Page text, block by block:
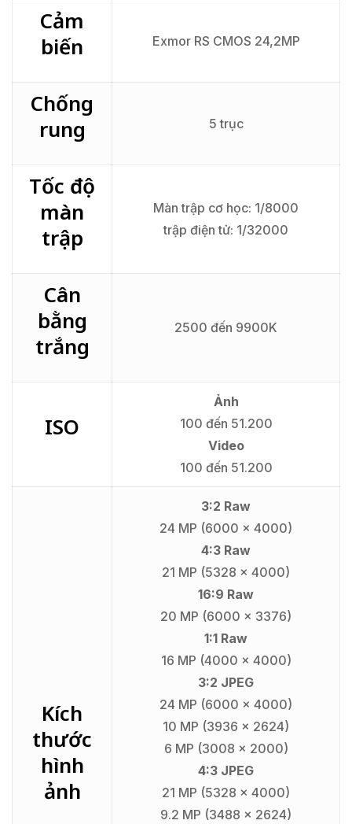
Cảm
biến
Exmor RS CMOS 24,2MP
Chống
rung
5 trục
Tốc độ
màn
trập
Màn trập cơ học: 1/8000
trập điện tử: 1/32000
Cân
bằng
trắng
2500 đến 9900K
ISO
Ảnh
100 đến 51.200
Video
100 đến 51.200
Kích
thước
hình
ảnh
3:2 Raw
24 MP (6000 x 4000)
4:3 Raw
21 MP (5328 x 4000)
16:9 Raw
20 MP (6000 x 3376)
1:1 Raw
16 MP (4000 x 4000)
3:2 JPEG
24 MP (6000 x 4000)
10 MP (3936 x 2624)
6 MP (3008 x 2000)
4:3 JPEG
21 MP (5328 x 4000)
9.2 MP (3488 x 2624)